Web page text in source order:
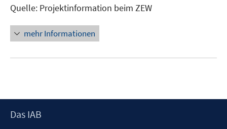
Quelle: Projektinformation beim ZEW
mehr Informationen
Footer
Das IAB